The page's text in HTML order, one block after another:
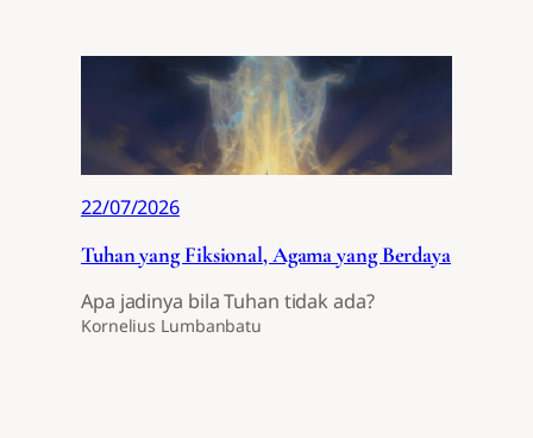
22/07/2026
Tuhan yang Fiksional, Agama yang Berdaya
Apa jadinya bila Tuhan tidak ada?
Kornelius Lumbanbatu